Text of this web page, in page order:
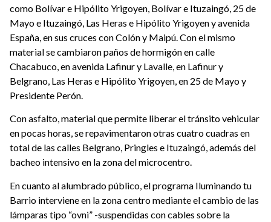
como Bolívar e Hipólito Yrigoyen, Bolívar e Ituzaingó, 25 de
Mayo e Ituzaingó, Las Heras e Hipólito Yrigoyen y avenida
España, en sus cruces con Colón y Maipú. Con el mismo
material se cambiaron paños de hormigón en calle
Chacabuco, en avenida Lafinur y Lavalle, en Lafinur y
Belgrano, Las Heras e Hipólito Yrigoyen, en 25 de Mayo y
Presidente Perón.
Con asfalto, material que permite liberar el tránsito vehicular
en pocas horas, se repavimentaron otras cuatro cuadras en
total de las calles Belgrano, Pringles e Ituzaingó, además del
bacheo intensivo en la zona del microcentro.
En cuanto al alumbrado público, el programa Iluminando tu
Barrio interviene en la zona centro mediante el cambio de las
lámparas tipo “ovni” -suspendidas con cables sobre la